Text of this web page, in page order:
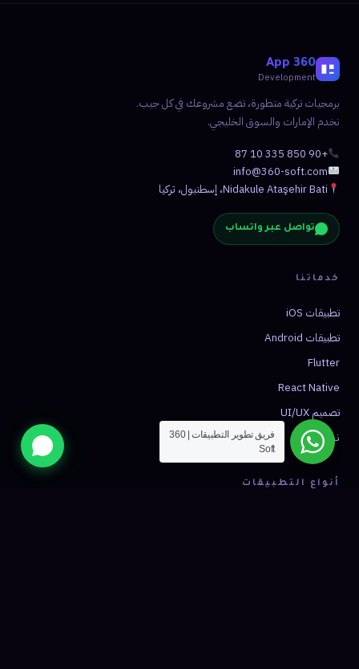
360 App
Development
برمجيات تركية متطورة، تضع مشروعك في كل جيب.
نخدم الإمارات والسوق الخليجي.
+90 850 335 10 87
info@360-soft.com
Nidakule Ataşehir Bati، إسطنبول، تركيا
تواصل عبر واتساب
خدماتنا
تطبيقات iOS
تطبيقات Android
Flutter
React Native
تصميم UI/UX
نشر التطبيق
أنواع التطبيقات
فريق تطوير التطبيقات | 360
Soft